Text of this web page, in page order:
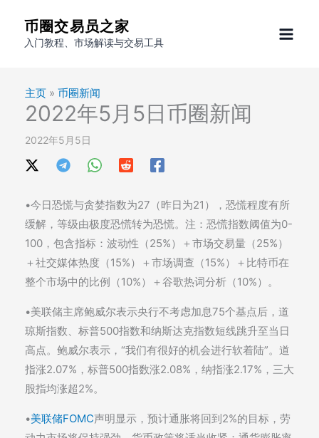
币圈交易员之家
入门教程、市场解读与交易工具
主页 » 币圈新闻
2022年5月5日币圈新闻
2022年5月5日
•今日恐慌与贪婪指数为27（昨日为21），恐慌程度有所
缓解，等级由极度恐慌转为恐慌。注：恐慌指数阈值为0-
100，包含指标：波动性（25%）＋市场交易量（25%）
＋社交媒体热度（15%）＋市场调查（15%）＋比特币在
整个市场中的比例（10%）＋谷歌热词分析（10%）。
•美联储主席鲍威尔表示央行不考虑加息75个基点后，道
琼斯指数、标普500指数和纳斯达克指数短线跳升至当日
高点。鲍威尔表示，“我们有很好的机会进行软着陆”。道
指涨2.07%，标普500指数涨2.08%，纳指涨2.17%，三大
股指均涨超2%。
•美联储FOMC声明显示，预计通胀将回到2%的目标，劳